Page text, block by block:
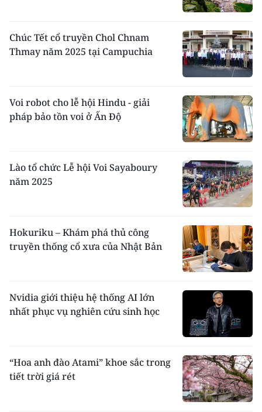
Chúc Tết cổ truyền Chol Chnam
Thmay năm 2025 tại Campuchia
Voi robot cho lễ hội Hindu - giải
pháp bảo tồn voi ở Ấn Độ
Lào tổ chức Lễ hội Voi Sayaboury
năm 2025
Hokuriku – Khám phá thủ công
truyền thống cổ xưa của Nhật Bản
Nvidia giới thiệu hệ thống AI lớn
nhất phục vụ nghiên cứu sinh học
“Hoa anh đào Atami” khoe sắc trong
tiết trời giá rét